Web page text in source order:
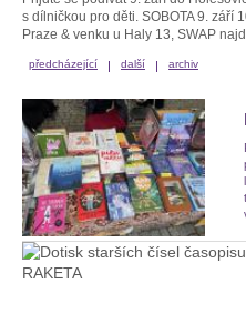
předcházející další archiv
s dílničkou pro děti. SOBOTA 9. září
Praze & venku u Haly 13, SWAP